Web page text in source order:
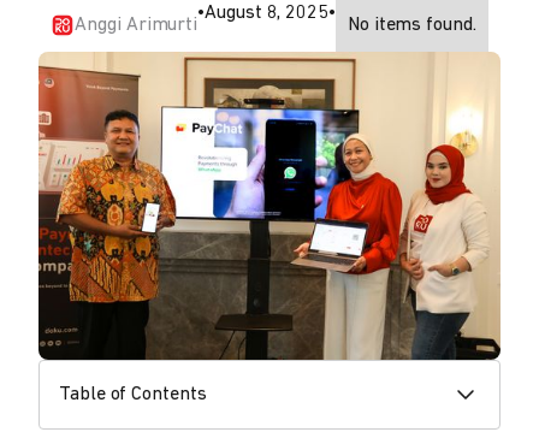
Anggi Arimurti
•August 8, 2025•
No items found.
Table of Contents